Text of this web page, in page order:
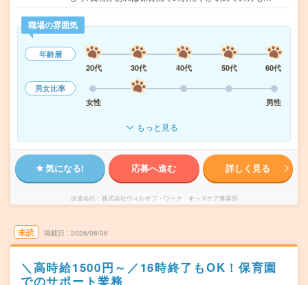
職場の雰囲気
年齢層
20代
30代 40代 50代
60代
男女比率
女性
男性
もっと見る
気になる! 応募へ進む 詳しく見る
派遣会社 株式会社ウィルオブ・ワーク キッズケア事業部
未読 掲載日 2026/08/06
＼高時給1500円～／16時終了もOK！保育園
でのサポート業務